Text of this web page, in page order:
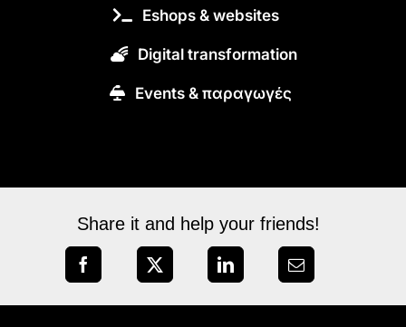
Eshops & websites
Digital transformation
Εvents & παραγωγές
Share it and help your friends!